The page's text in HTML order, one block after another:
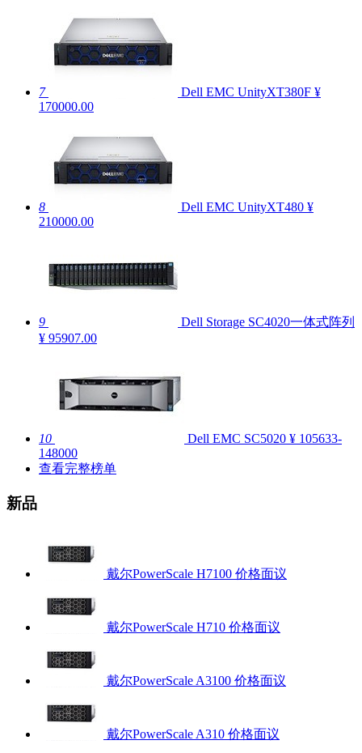
7 Dell EMC UnityXT380F ¥
170000.00
8 Dell EMC UnityXT480 ¥
210000.00
9
Dell Storage SC4020一体式阵列
¥ 95907.00
10 Dell EMC SC5020 ¥ 105633-
148000
查看完整榜单
新品
戴尔PowerScale H7100 价格面议
戴尔PowerScale H710 价格面议
戴尔PowerScale A3100 价格面议
戴尔PowerScale A310 价格面议